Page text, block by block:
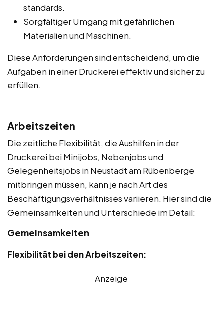
standards.
Sorgfältiger Umgang mit gefährlichen
Materialien und Maschinen.
Diese Anforderungen sind entscheidend, um die
Aufgaben in einer Druckerei effektiv und sicher zu
erfüllen.
Arbeitszeiten
Die zeitliche Flexibilität, die Aushilfen in der
Druckerei bei Minijobs, Nebenjobs und
Gelegenheitsjobs in Neustadt am Rübenberge
mitbringen müssen, kann je nach Art des
Beschäftigungsverhältnisses variieren. Hier sind die
Gemeinsamkeiten und Unterschiede im Detail:
Gemeinsamkeiten
Flexibilität bei den Arbeitszeiten:
Anzeige